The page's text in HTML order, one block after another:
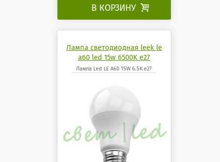
В КОРЗИНУ 
Лампа светодиодная leek le
a60 led 15w 6500K e27
Лампа Led LE A60 15W 6.5K e27